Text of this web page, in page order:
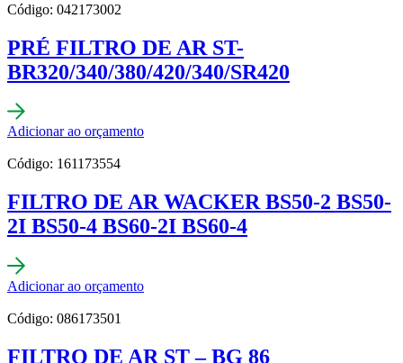
Código: 042173002
PRÉ FILTRO DE AR ST-
BR320/340/380/420/340/SR420
Adicionar ao orçamento
Código: 161173554
FILTRO DE AR WACKER BS50-2 BS50-
2I BS50-4 BS60-2I BS60-4
Adicionar ao orçamento
Código: 086173501
FILTRO DE AR ST – BG 86